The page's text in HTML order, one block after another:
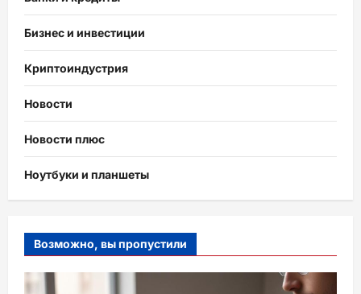
Бизнес и инвестиции
Криптоиндустрия
Новости
Новости плюс
Ноутбуки и планшеты
Возможно, вы пропустили